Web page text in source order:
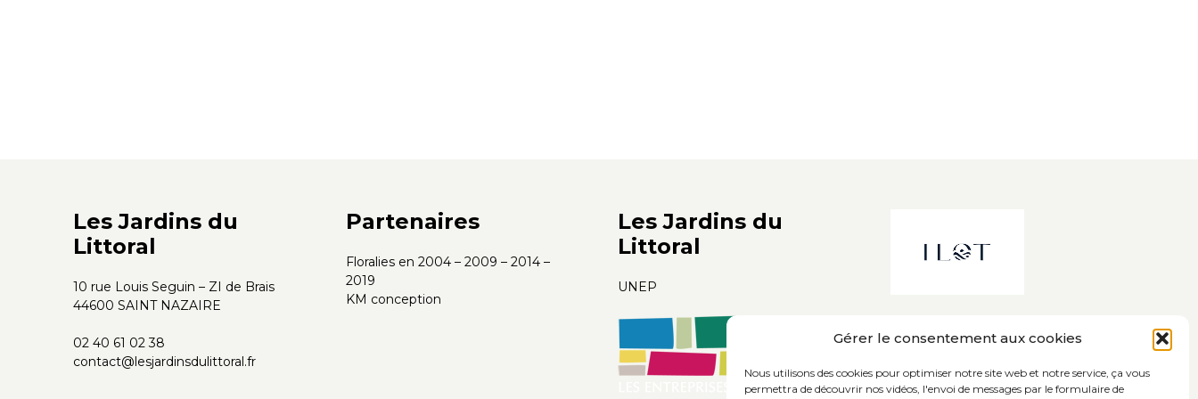
Gérer le consentement aux cookies
Nous utilisons des cookies pour optimiser notre site web et notre service, ça vous
permettra de découvrir nos vidéos, l'envoi de messages par le formulaire de
Les Jardins du
Littoral
10 rue Louis Seguin – ZI de Brais
44600 SAINT NAZAIRE
02 40 61 02 38
contact@lesjardinsdulittoral.fr
Partenaires
Floralies en 2004 – 2009 – 2014 –
2019
KM conception
Les Jardins du
Littoral
UNEP